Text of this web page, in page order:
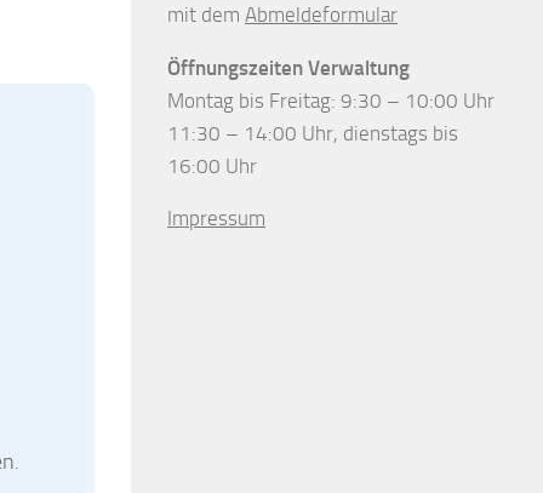
mit dem Abmeldeformular
Öffnungszeiten Verwaltung
Montag bis Freitag: 9:30 – 10:00 Uhr
11:30 – 14:00 Uhr, dienstags bis
16:00 Uhr
Impressum